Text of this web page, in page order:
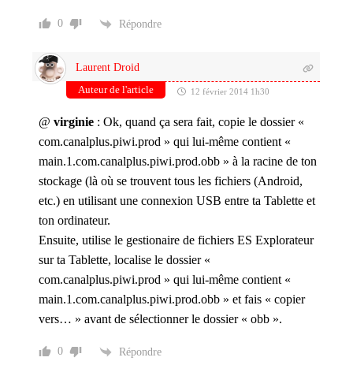
0 Répondre
Laurent Droid
Auteur de l'article
12 février 2014 1h30
@ virginie: Ok, quand ça sera fait, copie le dossier «
com.canalplus.piwi.prod » qui lui-même contient «
main.1.com.canalplus.piwi.prod.obb » à la racine de ton
stockage (là où se trouvent tous les fichiers (Android,
etc.) en utilisant une connexion USB entre ta Tablette et
ton ordinateur.
Ensuite, utilise le gestionaire de fichiers ES Explorateur
sur ta Tablette, localise le dossier «
com.canalplus.piwi.prod » qui lui-même contient «
main.1.com.canalplus.piwi.prod.obb » et fais « copier
vers… » avant de sélectionner le dossier « obb ».
0 Répondre